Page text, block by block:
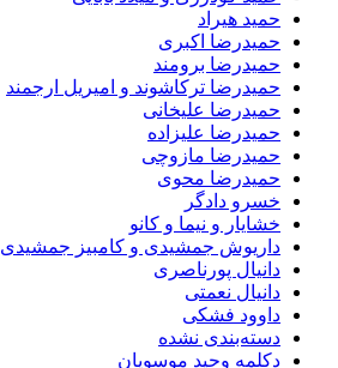
حمید هیراد
حمیدرضا اکبری
حمیدرضا برومند
حمیدرضا ترکاشوند و امیریل ارجمند
حمیدرضا علیخانی
حمیدرضا علیزاده
حمیدرضا مازوچی
حمیدرضا محوی
خسرو دادگر
خشایار و نیما و کانو
داریوش جمشیدی و کامبیز جمشیدی
دانیال پورناصری
دانیال نعمتی
داوود فشکی
دسته‌بندی نشده
دکلمه وحید موسویان